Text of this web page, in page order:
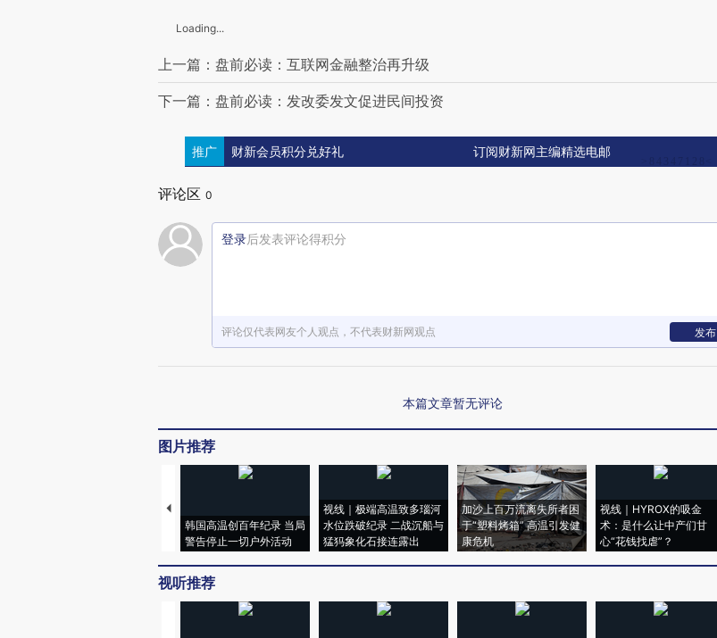
Loading...
上一篇：盘前必读：互联网金融整治再升级
下一篇：盘前必读：发改委发文促进民间投资
推广 财新会员积分兑好礼 订阅财新网主编精选电邮
评论区 0
登录后发表评论得积分
评论仅代表网友个人观点，不代表财新网观点 发布
本篇文章暂无评论
图片推荐
韩国高温创百年纪录 当局
警告停止一切户外活动
视线｜极端高温致多瑙河
水位跌破纪录 二战沉船与
猛犸象化石接连露出
加沙上百万流离失所者困
于“塑料烤箱” 高温引发健
康危机
视线｜HYROX的吸金
术：是什么让中产们甘
心“花钱找虐”？
视听推荐